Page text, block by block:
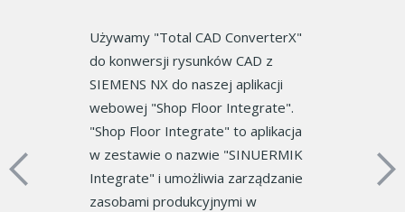
go
plików
Używamy "Total CAD ConverterX"
do konwersji rysunków CAD z
SIEMENS NX do naszej aplikacji
webowej "Shop Floor Integrate".
"Shop Floor Integrate" to aplikacja
w zestawie o nazwie "SINUERMIK
Integrate" i umożliwia zarządzanie
zasobami produkcyjnymi w
muszą być
znaleźliśmy